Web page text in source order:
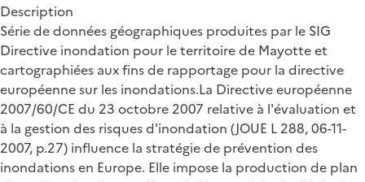
Description
Série de données géographiques produites par le SIG
Directive inondation pour le territoire de Mayotte et
cartographiées aux fins de rapportage pour la directive
européenne sur les inondations.La Directive européenne
2007/60/CE du 23 octobre 2007 relative à l'évaluation et
à la gestion des risques d'inondation (JOUE L 288, 06-11-
2007, p.27) influence la stratégie de prévention des
inondations en Europe. Elle impose la production de plan